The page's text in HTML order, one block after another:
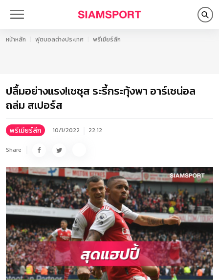
หน้าหลัก ฟุตบอลต่างประเทศ พรีเมียร์ลีก
ปลื้มอย่างแรง!เชซุส ระรี้กระทุ้งพา อาร์เซน่อล
ถล่ม สเปอร์ส
พรีเมียร์ลีก 10/1/2022 22:12
Share